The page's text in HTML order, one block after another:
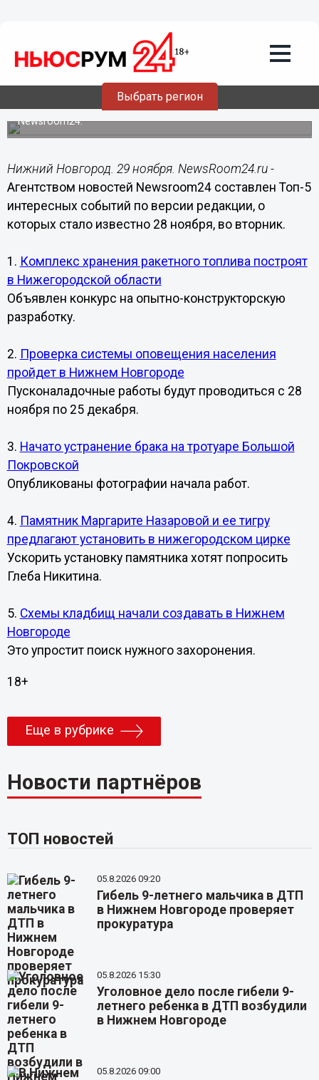
Выбрать регион
29.11.201708:15
Названы самые интересные события в
Нижегородской области за 28 ноября
Рейтинг подготовлен по версии агентства новостей
Newsroom24.
Нижний Новгород. 29 ноября. NewsRoom24.ru -
Агентством новостей Newsroom24 составлен Топ-5
интересных событий по версии редакции, о
которых стало известно 28 ноября, во вторник.
1. Комплекс хранения ракетного топлива построят
в Нижегородской области
Объявлен конкурс на опытно-конструкторскую
разработку.
2. Проверка системы оповещения населения
пройдет в Нижнем Новгороде
Пусконаладочные работы будут проводиться с 28
ноября по 25 декабря.
3. Начато устранение брака на тротуаре Большой
Покровской
Опубликованы фотографии начала работ.
4. Памятник Маргарите Назаровой и ее тигру
предлагают установить в нижегородском цирке
Ускорить установку памятника хотят попросить
Глеба Никитина.
5. Схемы кладбищ начали создавать в Нижнем
Новгороде
Это упростит поиск нужного захоронения.
18+
Еще в рубрике
Новости партнёров
ТОП новостей
05.8.2026 09:20
Гибель 9-летнего мальчика в ДТП
в Нижнем Новгороде проверяет
прокуратура
05.8.2026 15:30
Уголовное дело после гибели 9-
летнего ребенка в ДТП возбудили
в Нижнем Новгороде
05.8.2026 09:00